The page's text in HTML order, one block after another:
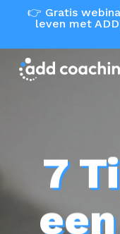
main
content
👉 Gratis
leven met
7